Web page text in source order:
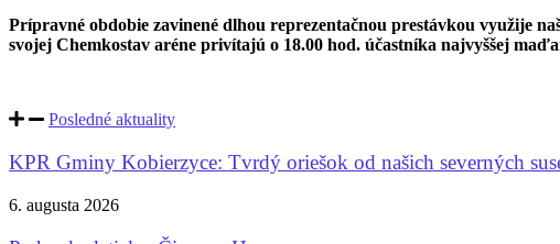
Prípravné obdobie zavinené dlhou reprezentačnou prestávkou využije
svojej Chemkostav aréne privítajú o 18.00 hod. účastníka najvyššej
Posledné aktuality
KPR Gminy Kobierzyce: Tvrdý oriešok od našich severných
6. augusta 2026